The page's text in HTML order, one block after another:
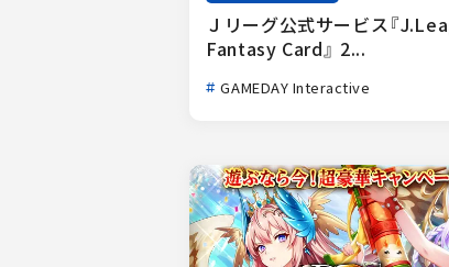
Ｊリーグ公式サービス『
Fantasy Card』 2...
GAMEDAY Interactive